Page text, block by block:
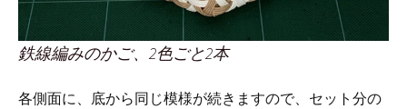
鉄線編みのかご、2色ごと2本
各側面に、底から同じ模様が続きますので、セット分の